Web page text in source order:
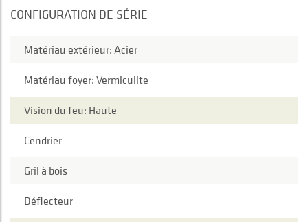
CONFIGURATION DE SÉRIE
Matériau extérieur: Acier
Matériau foyer: Vermiculite
Vision du feu: Haute
Cendrier
Gril à bois
Déflecteur